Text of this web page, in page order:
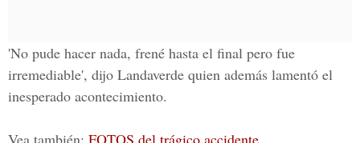
'No pude hacer nada, frené hasta el final pero fue
irremediable', dijo Landaverde quien además lamentó el
inesperado acontecimiento.
Vea también: FOTOS del trágico accidente